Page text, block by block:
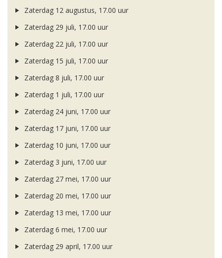
Zaterdag 12 augustus, 17.00 uur
Zaterdag 29 juli, 17.00 uur
Zaterdag 22 juli, 17.00 uur
Zaterdag 15 juli, 17.00 uur
Zaterdag 8 juli, 17.00 uur
Zaterdag 1 juli, 17.00 uur
Zaterdag 24 juni, 17.00 uur
Zaterdag 17 juni, 17.00 uur
Zaterdag 10 juni, 17.00 uur
Zaterdag 3 juni, 17.00 uur
Zaterdag 27 mei, 17.00 uur
Zaterdag 20 mei, 17.00 uur
Zaterdag 13 mei, 17.00 uur
Zaterdag 6 mei, 17.00 uur
Zaterdag 29 april, 17.00 uur